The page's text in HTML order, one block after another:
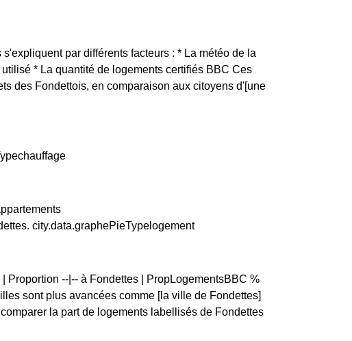
par différents facteurs : * La météo de la
* La quantité de logements certifiés BBC Ces
des Fondettois, en comparaison aux citoyens d'[une
city.data.graphePieTypelogement
--|-- à Fondettes | PropLogementsBBC %
sont plus avancées comme [la ville de Fondettes]
la part de logements labellisés de Fondettes